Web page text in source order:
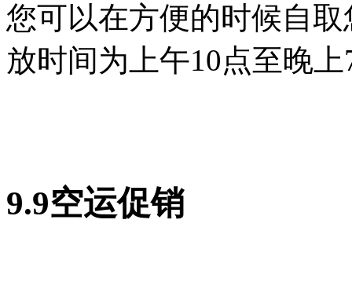
您可以在方便的时候自
放时间为上午10点至晚上
9.9空运促销